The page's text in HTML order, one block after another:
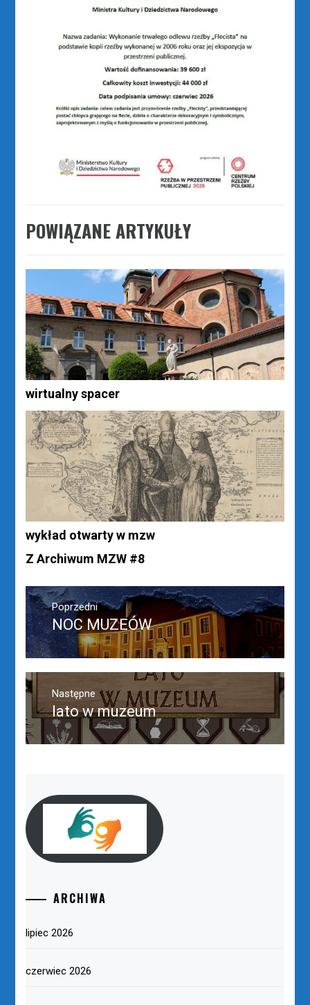
POWIĄZANE ARTYKUŁY
wirtualny spacer
wykład otwarty w mzw
Z Archiwum MZW #8
Nawigacja
wpisuPoprzedni
Poprzedni
wpis:
NOC MUZEÓW
Następne
Następny
post:
lato w muzeum
ARCHIWA
lipiec 2026
czerwiec 2026